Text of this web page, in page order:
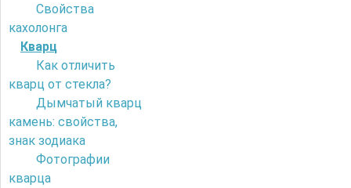
Свойства
кахолонга
Кварц
Как отличить
кварц от стекла?
Дымчатый кварц
камень: свойства,
знак зодиака
Фотографии
кварца